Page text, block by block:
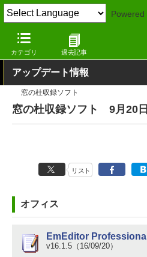
Powered
カテゴリ 過去記事
窓の杜 その他の話題
アップデート情報
窓の杜収録ソフト
窓の杜収録ソフト 9月20日
リスト
オフィス
EmEditor
v16.1.5（16/09/20）